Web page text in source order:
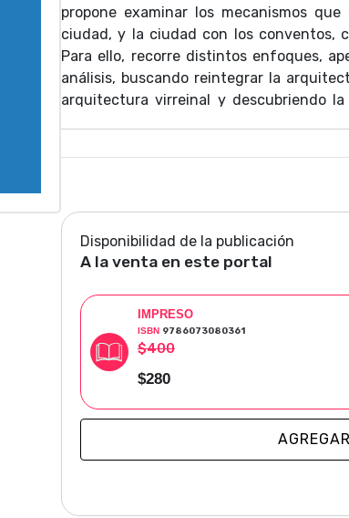
propone examinar los mecanismos
ciudad, y la ciudad con los conventos,
Para ello, recorre distintos enfoques,
análisis, buscando reintegrar la
arquitectura virreinal y descubriendo
Disponibilidad de la publicación
A la venta en este portal
IMPRESO
ISBN 9786073080361
$400
$280